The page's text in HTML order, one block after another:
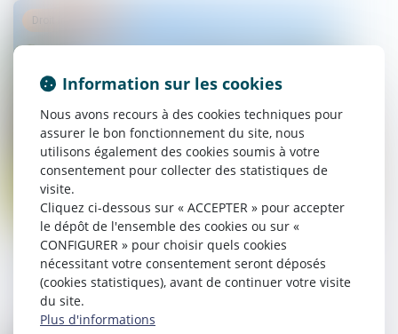
L’acheteur doit être informé que le
terrain est inclus dans le périmètre
d’une installation classée
08/11/2022
Droit immobilier
Information sur les cookies
Nous avons recours à des cookies techniques pour
assurer le bon fonctionnement du site, nous
utilisons également des cookies soumis à votre
consentement pour collecter des statistiques de
visite.
Cliquez ci-dessous sur « ACCEPTER » pour accepter
le dépôt de l'ensemble des cookies ou sur «
CONFIGURER » pour choisir quels cookies
nécessitant votre consentement seront déposés
(cookies statistiques), avant de continuer votre visite
du site.
Plus d'informations